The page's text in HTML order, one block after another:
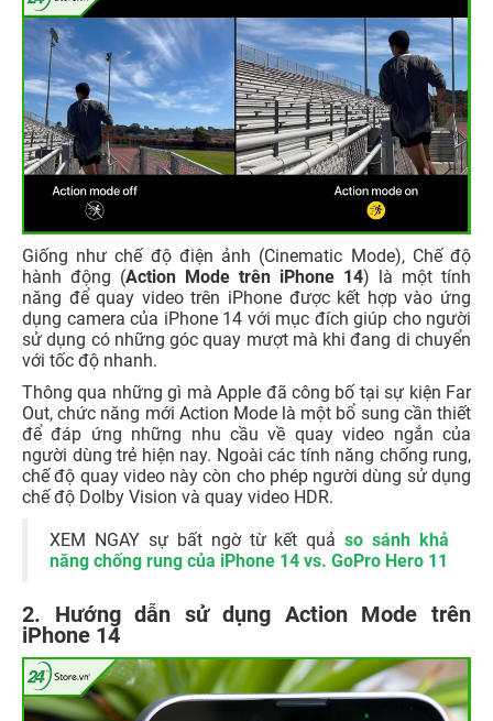
Giống như chế độ điện ảnh (Cinematic Mode), Chế độ
hành động (Action Mode trên iPhone 14) là một tính
năng để quay video trên iPhone được kết hợp vào ứng
dụng camera của iPhone 14 với mục đích giúp cho người
sử dụng có những góc quay mượt mà khi đang di chuyển
với tốc độ nhanh.
Thông qua những gì mà Apple đã công bố tại sự kiện Far
Out, chức năng mới Action Mode là một bổ sung cần thiết
để đáp ứng những nhu cầu về quay video ngắn của
người dùng trẻ hiện nay. Ngoài các tính năng chống rung,
chế độ quay video này còn cho phép người dùng sử dụng
chế độ Dolby Vision và quay video HDR.
XEM NGAY sự bất ngờ từ kết quảso sánh khả
năng chống rung của iPhone 14 vs. GoPro Hero 11
2. Hướng dẫn sử dụng Action Mode trên
iPhone 14